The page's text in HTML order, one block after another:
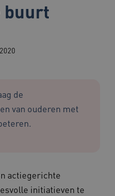
buurt
de
van ouderen met
actiegerichte
initiatieven te